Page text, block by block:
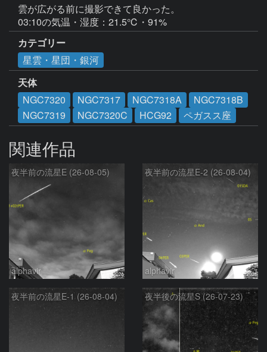
雲が広がる前に撮影できて良かった。
03:10の気温・湿度：21.5℃・91%
カテゴリー
星雲・星団・銀河
天体
NGC7320
NGC7317 NGC7318A
NGC7318B
NGC7319
NGC7320C HCG92 ペガスス座
関連作品
夜半前の流星E (26-08-05)
alphavir
夜半前の流星E-2 (26-08-04)
alphavir
夜半前の流星E-1 (26-08-04) 夜半後の流星S (26-07-23)